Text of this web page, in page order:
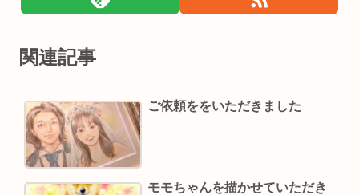
関連記事
ご依頼ををいただきました
モモちゃんを描かせていただき